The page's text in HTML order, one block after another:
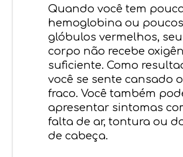
Quando você tem
hemoglobina ou poucos
glóbulos vermelhos, seu
corpo não recebe
suficiente. Como
você se sente cansado
fraco. Você também
apresentar sintomas
falta de ar, tontura ou
de cabeça.